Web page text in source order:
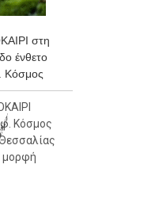
Κόσμος
μορφή